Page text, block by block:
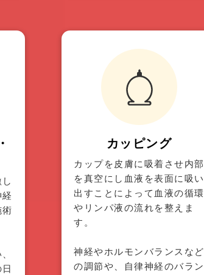
カッピング
カップを皮膚に吸着させ内部
を真空にし血液を表面に吸い
出すことによって血液の循環
やリンパ液の流れを整えま
す。
神経やホルモンバランスなど
の調節や、自律神経のバラン